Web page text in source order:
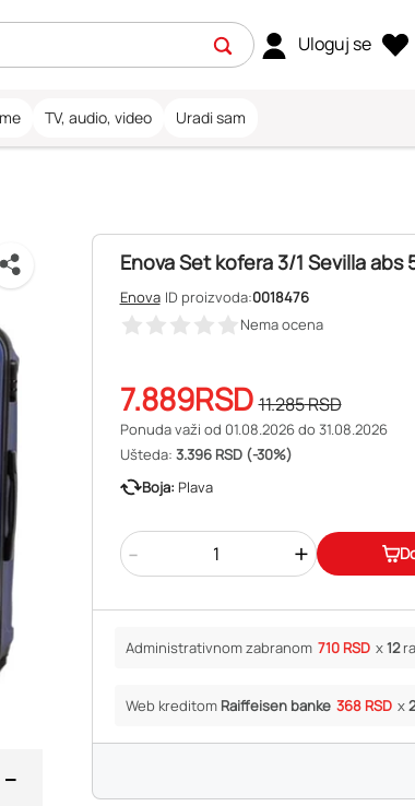
Uloguj se
TV, audio, video Uradi sam
Enova Set kofera 3/1 Sevilla abs
Enova ID proizvoda:0018476
Nema ocena
7.889RSD 11.285RSD
Ponuda važi od 01.08.2026 do 31.08.2026
Ušteda: 3.396 RSD (-30%)
Boja: Plava
- +
Administrativnom zabranom 710 RSD x12
Web kreditom Raiffeisen banke 368 RSD x